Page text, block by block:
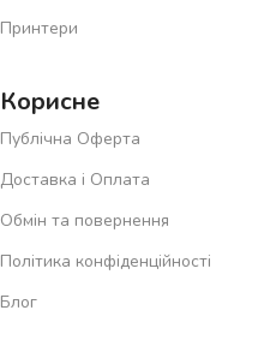
Принтери
Корисне
Публічна Оферта
Доставка і Оплата
Обмін та повернення
Політика конфіденційності
Блог